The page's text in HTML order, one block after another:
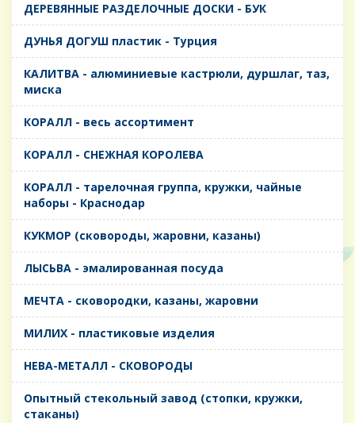
ДЕРЕВЯННЫЕ РАЗДЕЛОЧНЫЕ ДОСКИ - БУК
ДУНЬЯ ДОГУШ пластик - Турция
КАЛИТВА - алюминиевые кастрюли, дуршлаг, таз,
миска
КОРАЛЛ - весь ассортимент
КОРАЛЛ - СНЕЖНАЯ КОРОЛЕВА
КОРАЛЛ - тарелочная группа, кружки, чайные
наборы - Краснодар
КУКМОР (сковороды, жаровни, казаны)
ЛЫСЬВА - эмалированная посуда
МЕЧТА - сковородки, казаны, жаровни
МИЛИХ - пластиковые изделия
НЕВА-МЕТАЛЛ - СКОВОРОДЫ
Опытный стекольный завод (стопки, кружки,
стаканы)